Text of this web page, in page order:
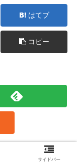
はてブ
コピー
みな
サイドバー